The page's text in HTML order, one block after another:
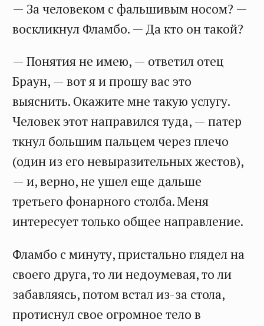
— За человеком с фальшивым носом? —
воскликнул Фламбо. — Да кто он такой?
— Понятия не имею, — ответил отец
Браун, — вот я и прошу вас это
выяснить. Окажите мне такую услугу.
Человек этот направился туда, — патер
ткнул большим пальцем через плечо
(один из его невыразительных жестов),
— и, верно, не ушел еще дальше
третьего фонарного столба. Меня
интересует только общее направление.
Фламбо с минуту, пристально глядел на
своего друга, то ли недоумевая, то ли
забавляясь, потом встал из-за стола,
протиснул свое огромное тело в